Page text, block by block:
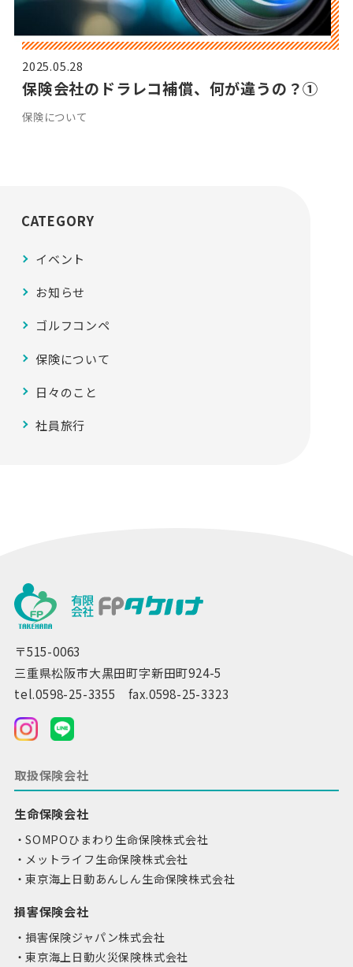
2025.05.28
保険会社のドラレコ補償、何が違うの？①
保険について
CATEGORY
イベント
お知らせ
ゴルフコンペ
保険について
日々のこと
社員旅行
〒515-0063
三重県松阪市大黒田町字新田町924-5
tel.0598-25-3355 fax.0598-25-3323
取扱保険会社
生命保険会社
SOMPOひまわり生命保険株式会社
メットライフ生命保険株式会社
東京海上日動あんしん生命保険株式会社
損害保険会社
損害保険ジャパン株式会社
東京海上日動火災保険株式会社